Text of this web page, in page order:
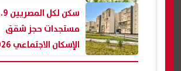
المباشر
مستجدات حجز شقق
الإسكان الاجتماعي 2026